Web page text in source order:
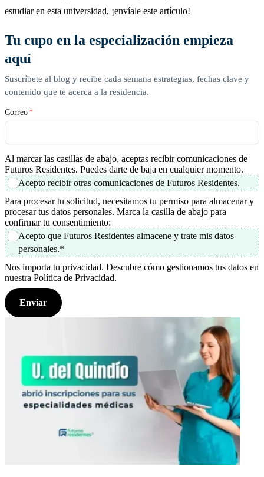
estudiar en esta universidad, ¡envíale este artículo!
Tu cupo en la especialización empieza
aquí
Suscríbete al blog y recibe cada semana estrategias, fechas clave y
contenido que te acerca a la residencia.
Correo *
Al marcar las casillas de abajo, aceptas recibir comunicaciones de
Futuros Residentes. Puedes darte de baja en cualquier momento.
Acepto recibir otras comunicaciones de Futuros Residentes.
Para procesar tu solicitud, necesitamos tu permiso para almacenar y
procesar tus datos personales. Marca la casilla de abajo para
confirmar tu consentimiento:
Acepto que Futuros Residentes almacene y trate mis datos
personales.*
Nos importa tu privacidad. Descubre cómo gestionamos tus datos en
nuestra Política de Privacidad.